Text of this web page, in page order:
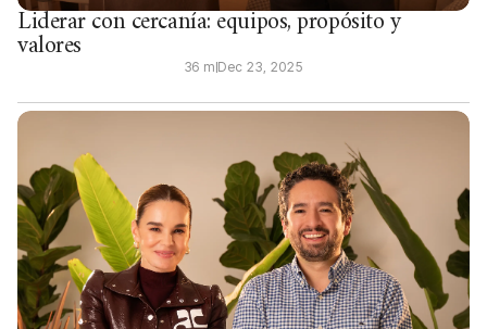
Liderar con cercanía: equipos, propósito y
valores 36 mDec 23, 2025